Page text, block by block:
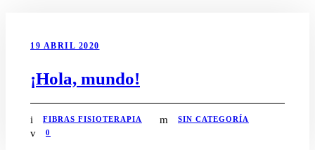
19 ABRIL 2020
¡Hola, mundo!
FIBRAS FISIOTERAPIA
SIN CATEGORÍA
0